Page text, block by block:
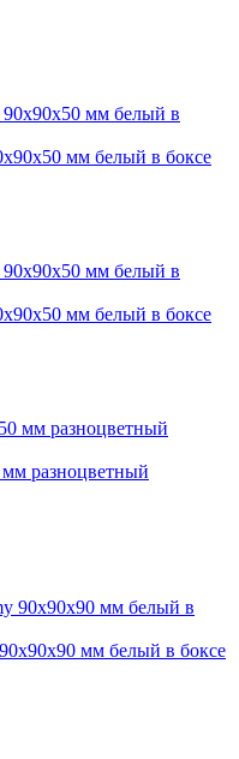
мм белый в боксе
мм белый в боксе
мм разноцветный
мм белый в боксе